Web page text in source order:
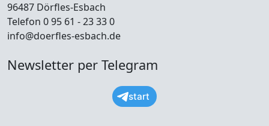
96487 Dörfles-Esbach
Telefon 0 95 61 - 23 33 0
info@doerfles-esbach.de
Newsletter per Telegram
start